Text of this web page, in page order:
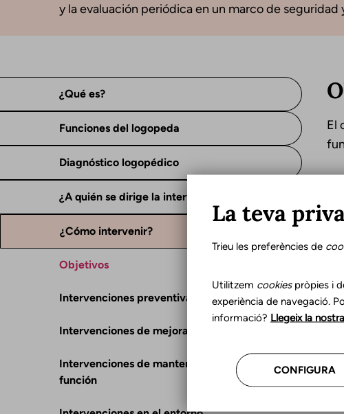
y la evaluación periódica en un marco de
¿Qué es?
Funciones del logopeda
Diagnóstico logopédico
¿A quién se dirige la intervención?
¿Cómo intervenir?
Objetivos
Intervenciones preventivas
Intervenciones de mejora y rehabilitación
Intervenciones de mantenimiento de la
función
El
La teva
Trieu les preferències de
Utilitzem cookiespròpies i
experiència de navegació.
informació? Llegeix la
CONFIGURA